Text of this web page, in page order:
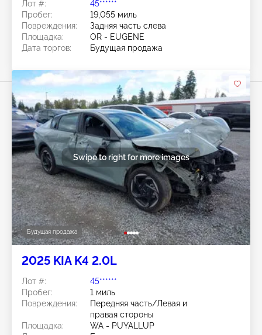
Лот #:
45******
Пробег:
19,055 миль
Повреждения:
Задняя часть слева
Площадка:
OR - EUGENE
Дата торгов:
Будущая продажа
Будущая продажа
Swipe to right for more images
2025 KIA K4 2.0L
Лот #:
45******
Пробег:
1 миль
Повреждения:
Передняя часть/Левая и
правая стороны
Площадка:
WA - PUYALLUP